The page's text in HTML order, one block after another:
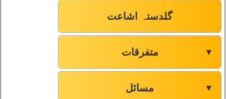
گلدستہ اشاعت
متفرقات ▼
مسائل ▼